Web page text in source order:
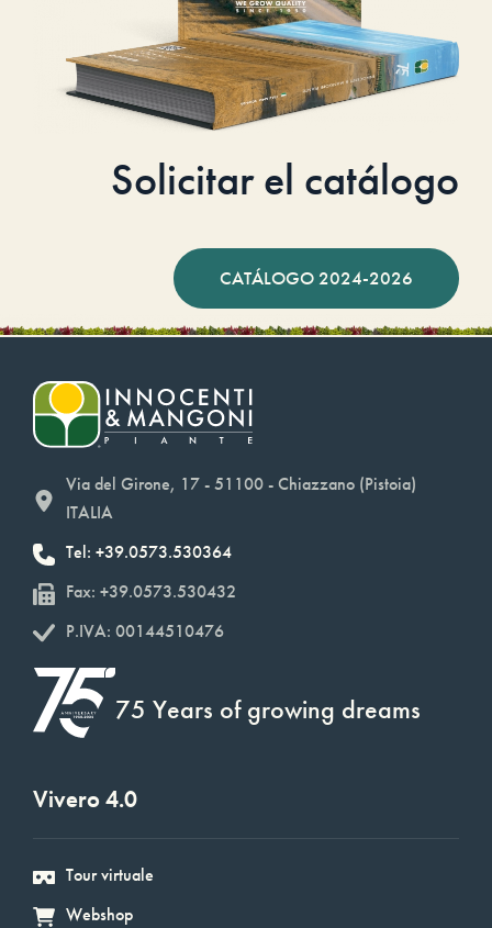
Solicitar el catálogo
CATÁLOGO 2024-2026
Via del Girone, 17 - 51100 - Chiazzano (Pistoia)
ITALIA
Tel: +39.0573.530364
Fax: +39.0573.530432
P.IVA: 00144510476
75 Years of growing dreams
Vivero 4.0
Tour virtuale
Webshop